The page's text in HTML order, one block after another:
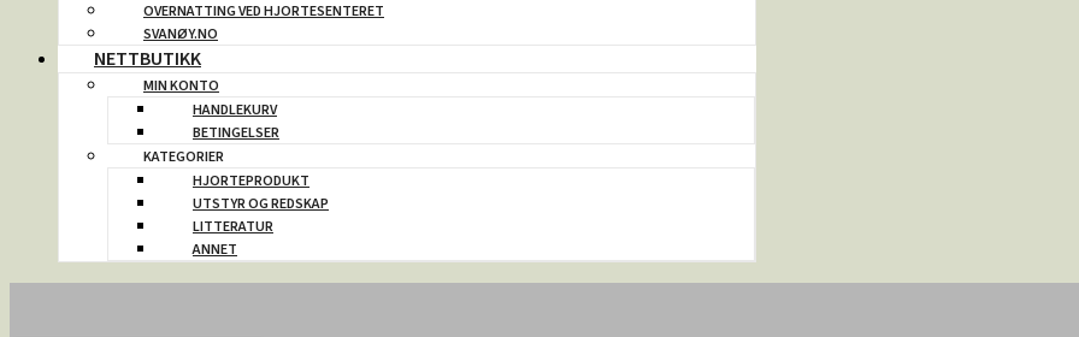
OVERNATTING VED HJORTESENTERET
SVANØY.NO
NETTBUTIKK
MIN KONTO
HANDLEKURV
BETINGELSER
KATEGORIER
HJORTEPRODUKT
UTSTYR OG REDSKAP
LITTERATUR
ANNET